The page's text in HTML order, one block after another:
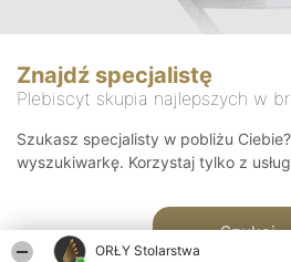
ORŁY Stolarstwa
Znajdź specjalistę
Plebiscyt skupia najlepszych w
Szukasz specjalisty w pobliżu
wyszukiwarkę. Korzystaj tylko z
Szukaj